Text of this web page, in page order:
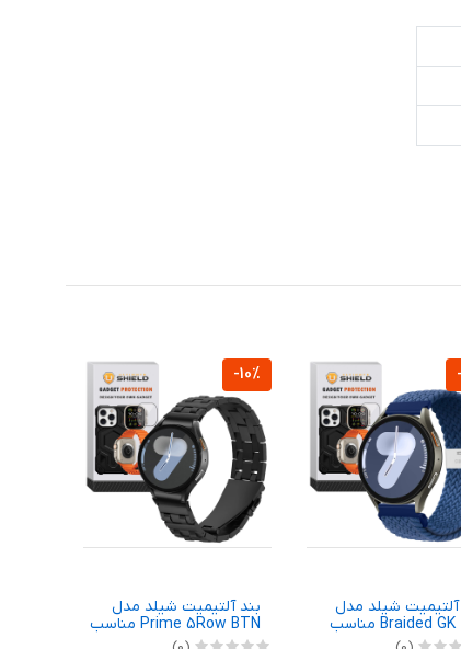
آلتیمیت شیلد مدل
Braided GK TW مناسب
ساعت هوشمند
-10%
بند آلتیمیت شیلد مدل
Prime 5Row BTN مناسب
برای ساعت هوشمند